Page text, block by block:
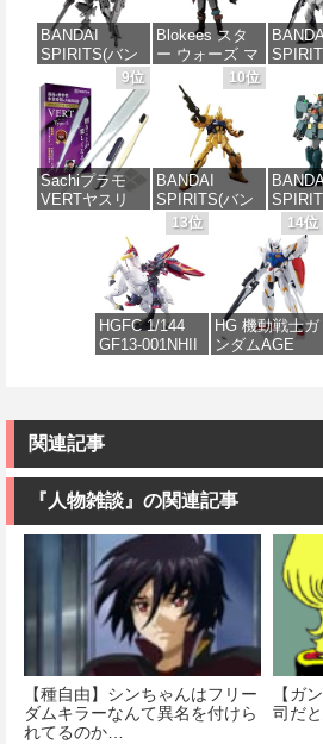
イズモデル
ZOIDS ゾイド
RMZ-025 ライ
ガーゼロファ
ルコン (ZBF)
色分け済み プ
ラキット
価格：¥8,336
ム ザクⅡ F型
ソラリ機 (復讐
のレクイエム)
1/144スケール
色分け済みプ
ラモデル
価格：¥2,700
レイ
ケール
デル
価格
BANDAI
SPIRITS(バン
ダイ スピリッ
ツ) 30MM
xEXM-000 ゼ
ノヴァルト
1/144スケール
色分け済みプ
ラモデル
Blokees スタ
ー ウォーズ マ
ンダロリアン&
グローグー
CC05 ディン
ジャリン&グロ
ーグー ABS樹
脂&PVC製 組
み立て式プラ
スチックモデ
価格：¥4,385
ダイ
ツ)
士ガン
襲のシ
ンダム
ケール
済みプ
ル
価格
9位
Sachiプラモ
VERTヤスリ
モデラー共同
開発】 超極細
ガラスヤスリ
５点セット ガ
ンプラ プラモ
デル ゲート処
理 模型 フィギ
価格：¥2,320
10位
BANDAI
SPIRITS(バン
ダイ スピリッ
ツ) HGUC 200
機動戦士Zガン
ダム 百式
1/144スケール
色分け済みプ
ラモデル
ダイ
ツ) HG
世紀ガ
ガンダ
パルド
ケール
済みプ
ル
13位
HGFC 1/144
GF13-001NHII
ガンダム)
14位
HG 機動戦士ガ
ンダムAGE
色分け済みプ
価格：¥1,742
関連記事
『人物雑談』の関連記事
【種自由】シンちゃんはフリー
ダムキラーなんて異名を付けら
れてるのか…
【ガ
司だ